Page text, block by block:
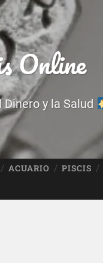
Online
y la Salud
ACUARIO PISCIS